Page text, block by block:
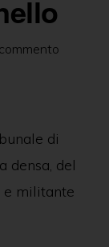
di
densa, del
e militante